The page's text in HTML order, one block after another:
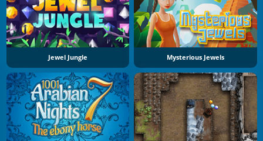
Jewel Jungle Mysterious Jewels